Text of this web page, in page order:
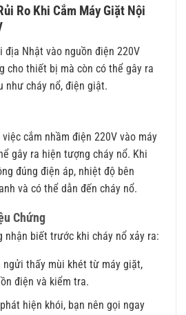
Ro Khi Cắm Máy Giặt Nội
địa Nhật vào nguồn điện 220V
cho thiết bị mà còn có thể gây ra
như cháy nổ, điện giật.
cắm nhầm điện 220V vào máy
gây ra hiện tượng cháy nổ. Khi
đúng điện áp, nhiệt độ bên
và có thể dẫn đến cháy nổ.
Chứng
nhận biết trước khi cháy nổ xảy ra:
ngửi thấy mùi khét từ máy giặt,
điện và kiểm tra.
hiện khói, bạn nên gọi ngay